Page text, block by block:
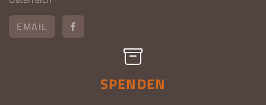
EMAIL
SPENDEN